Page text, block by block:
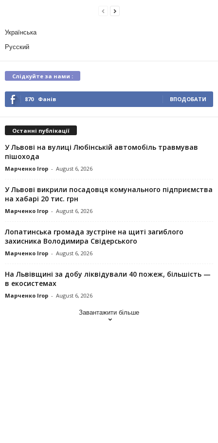
Українська
Русский
Слідкуйте за нами :
870 Фанів ВПОДОБАТИ
Останні публікації
У Львові на вулиці Любінській автомобіль травмував
пішохода
Марченко Ігор - August 6, 2026
У Львові викрили посадовця комунального підприємства
на хабарі 20 тис. грн
Марченко Ігор - August 6, 2026
Лопатинська громада зустріне на щиті загиблого
захисника Володимира Свідерського
Марченко Ігор - August 6, 2026
На Львівщині за добу ліквідували 40 пожеж, більшість —
в екосистемах
Марченко Ігор - August 6, 2026
Завантажити більше